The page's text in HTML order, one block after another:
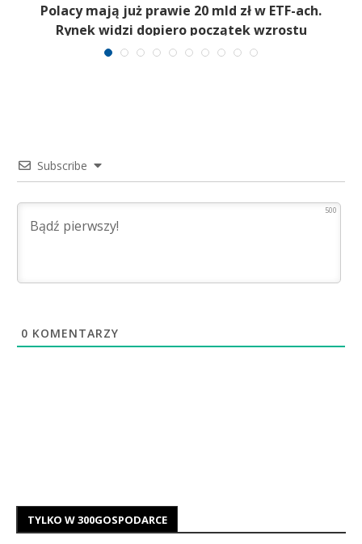
Polacy mają już prawie 20 mld zł w ETF-ach.
Rynek widzi dopiero początek wzrostu
Subscribe
500
0 KOMENTARZY
TYLKO W 300GOSPODARCE